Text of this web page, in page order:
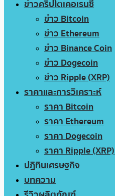
ข่าวคริปโตเคอเรนซี่
ข่าว Bitcoin
ข่าว Ethereum
ข่าว Binance Coin
ข่าว Dogecoin
ข่าว Ripple (XRP)
ราคาและการวิเคราะห์
ราคา Bitcoin
ราคา Ethereum
ราคา Dogecoin
ราคา Ripple (XRP)
ปฏิทินเศรษฐกิจ
บทความ